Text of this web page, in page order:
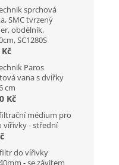
sprchová
SMC tvrzený
obdélník,
SC1280S
Paros
vana s dvířky
cm
Kč
médium pro
vířivky - střední
do vířivky
- se závitem